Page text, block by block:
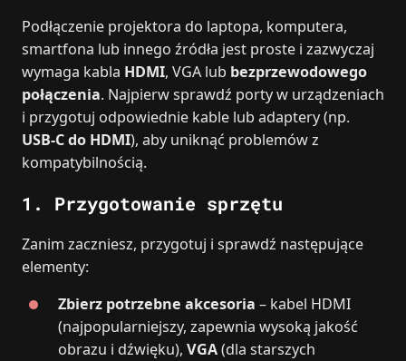
Podłączenie projektora do laptopa, komputera,
smartfona lub innego źródła jest proste i zazwyczaj
wymaga kabla HDMI, VGA lub bezprzewodowego
połączenia. Najpierw sprawdź porty w urządzeniach
i przygotuj odpowiednie kable lub adaptery (np.
USB‑C do HDMI), aby uniknąć problemów z
kompatybilnością.
1. Przygotowanie sprzętu
Zanim zaczniesz, przygotuj i sprawdź następujące
elementy:
Zbierz potrzebne akcesoria – kabel HDMI
(najpopularniejszy, zapewnia wysoką jakość
obrazu i dźwięku),VGA(dla starszych